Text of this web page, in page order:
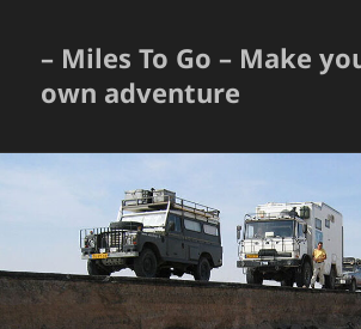
– Miles To Go – Make
own adventure